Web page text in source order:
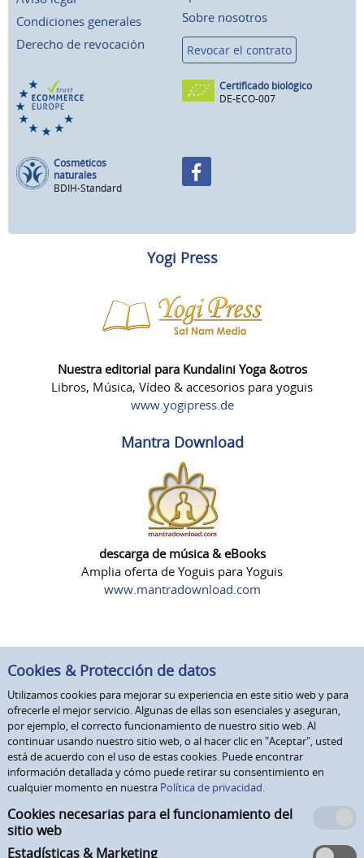
Condiciones generales
Derecho de revocación
Sobre nosotros
Revocar el contrato
Certificado biológico
DE-ECO-007
Cosméticos
naturales
BDIH-Standard
Yogi Press
Nuestra editorial para Kundalini Yoga &otros
Libros, Música, Vídeo & accesorios para yoguis
www.yogipress.de
Mantra Download
descarga de música & eBooks
Amplia oferta de Yoguis para Yoguis
www.mantradownload.com
Cookies & Protección de datos
Utilizamos cookies para mejorar su experiencia en este sitio web y para
ofrecerle el mejor servicio. Algunas de ellas son esenciales y aseguran,
por ejemplo, el correcto funcionamiento de nuestro sitio web. Al
continuar usando nuestro sitio web, o al hacer clic en "Aceptar", usted
está de acuerdo con el uso de estas cookies. Puede encontrar
información detallada y cómo puede retirar su consentimiento en
cualquier momento en nuestra Política de privacidad.
Cookies necesarias para el funcionamiento del
sitio web
Estadísticas & Marketing